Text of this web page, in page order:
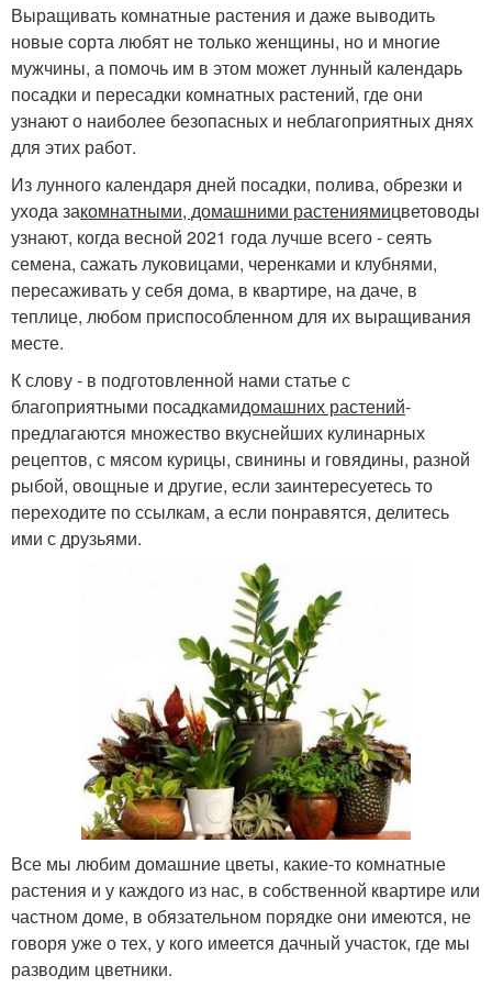
Выращивать комнатные растения и даже выводить
новые сорта любят не только женщины, но и многие
мужчины, а помочь им в этом может лунный календарь
посадки и пересадки комнатных растений, где они
узнают о наиболее безопасных и неблагоприятных днях
для этих работ.
Из лунного календаря дней посадки, полива, обрезки и
ухода закомнатными, домашними растениямицветоводы
узнают, когда весной 2021 года лучше всего - сеять
семена, сажать луковицами, черенками и клубнями,
пересаживать у себя дома, в квартире, на даче, в
теплице, любом приспособленном для их выращивания
месте.
К слову - в подготовленной нами статье с
благоприятными посадкамидомашних растений-
предлагаются множество вкуснейших кулинарных
рецептов, с мясом курицы, свинины и говядины, разной
рыбой, овощные и другие, если заинтересуетесь то
переходите по ссылкам, а если понравятся, делитесь
ими с друзьями.
Все мы любим домашние цветы, какие-то комнатные
растения и у каждого из нас, в собственной квартире или
частном доме, в обязательном порядке они имеются, не
говоря уже о тех, у кого имеется дачный участок, где мы
разводим цветники.